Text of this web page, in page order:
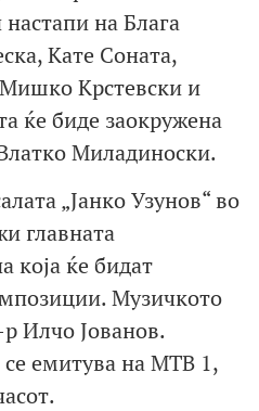
на Блага
Кате Соната,
Крстевски и
ќе биде заокружена
Миладиноски.
„Јанко Узунов“ во
главната
која ќе бидат
Музичкото
Илчо Јованов.
емитува на МТВ 1,